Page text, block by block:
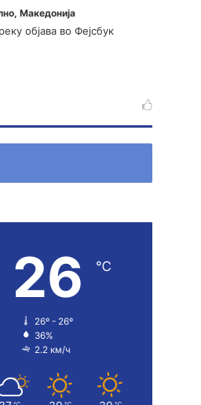
,Македонија
објава во Фејсбук
26 ℃
26º - 26º
36%
2.2 км/ч